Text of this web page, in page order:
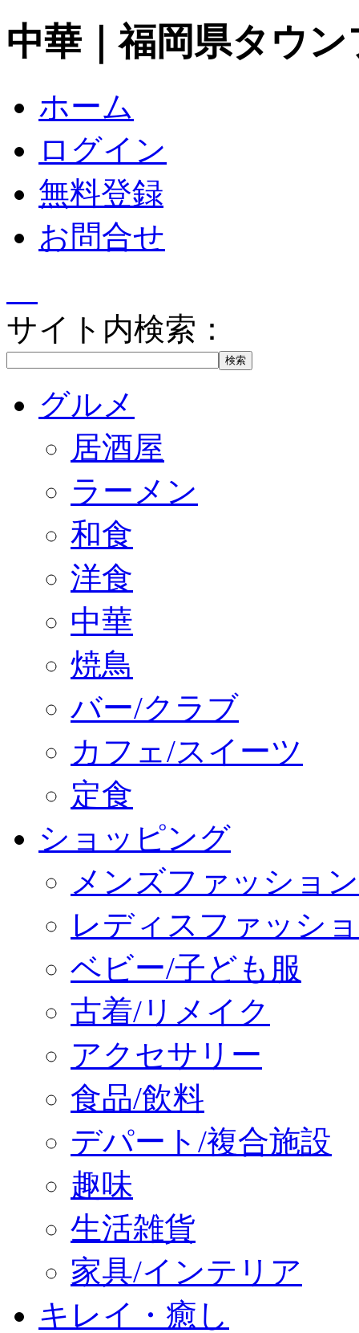
中華｜福岡県タウ
ホーム
ログイン
無料登録
お問合せ
サイト内検索：
グルメ
居酒屋
ラーメン
和食
洋食
中華
焼鳥
バー/クラブ
カフェ/スイーツ
定食
ショッピング
メンズファッション
レディスファッシ
ベビー/子ども服
古着/リメイク
アクセサリー
食品/飲料
デパート/複合施設
趣味
生活雑貨
家具/インテリア
キレイ・癒し